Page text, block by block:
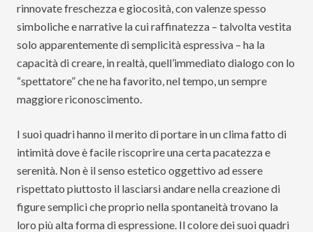
rinnovate freschezza e giocosità, con valenze spesso
simboliche e narrative la cui raffinatezza – talvolta vestita
solo apparentemente di semplicità espressiva – ha la
capacità di creare, in realtà, quell’immediato dialogo con lo
“spettatore” che ne ha favorito, nel tempo, un sempre
maggiore riconoscimento.
I suoi quadri hanno il merito di portare in un clima fatto di
intimità dove è facile riscoprire una certa pacatezza e
serenità. Non è il senso estetico oggettivo ad essere
rispettato piuttosto il lasciarsi andare nella creazione di
figure semplici che proprio nella spontaneità trovano la
loro più alta forma di espressione. Il colore dei suoi quadri